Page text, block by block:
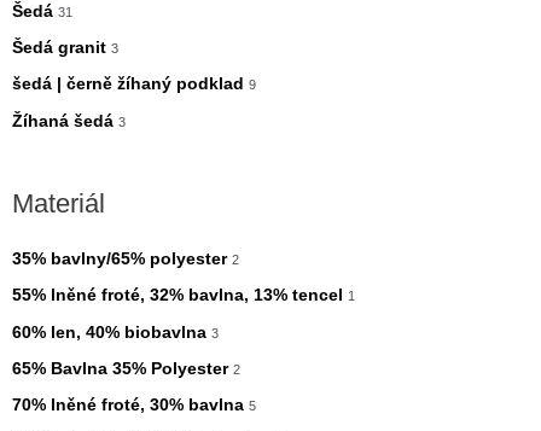
Šedá 31
Šedá granit 3
šedá | černě žíhaný podklad 9
Žíhaná šedá 3
Materiál
35% bavlny/65% polyester 2
55% lněné froté, 32% bavlna, 13% tencel 1
60% len, 40% biobavlna 3
65% Bavlna 35% Polyester 2
70% lněné froté, 30% bavlna 5